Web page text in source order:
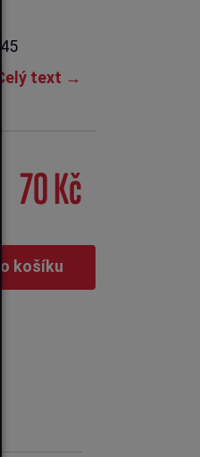
Celý text →
70 Kč
košíku